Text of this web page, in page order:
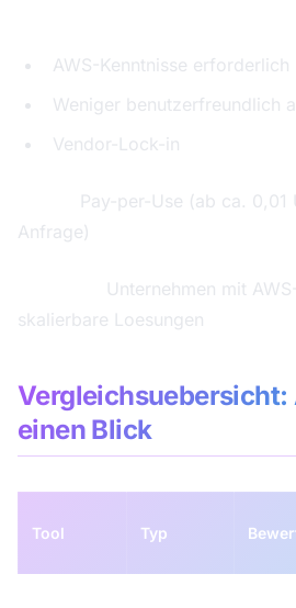
AWS-Kenntnisse erforderlich
Weniger benutzerfreundlich
Vendor-Lock-in
Pay-per-Use (ab ca. 0,01
Anfrage)
Unternehmen mit
skalierbare Loesungen
Vergleichsuebersicht:
einen Blick
Tool Typ